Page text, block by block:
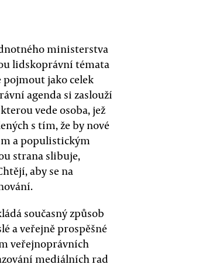
ministerstva
lidskoprávní témata
jako celek
agenda si zaslouží
vede osoba, jež
s tím, že by nové
a populistickým
strana slibuje,
aby se na
současný způsob
a veřejně prospěšné
veřejnoprávních
mediálních rad